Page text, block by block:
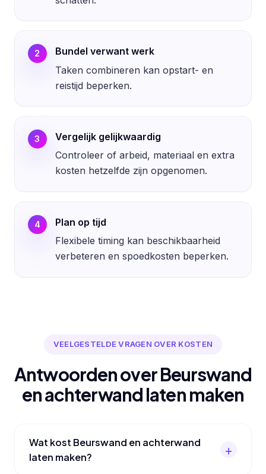
2
Bundel verwant werk
Taken combineren kan opstart- en
reistijd beperken.
3
Vergelijk gelijkwaardig
Controleer of arbeid, materiaal en extra
kosten hetzelfde zijn opgenomen.
4
Plan op tijd
Flexibele timing kan beschikbaarheid
verbeteren en spoedkosten beperken.
VEELGESTELDE VRAGEN OVER KOSTEN
Antwoorden over Beurswand
en achterwand laten maken
Wat kost Beurswand en achterwand
laten maken?